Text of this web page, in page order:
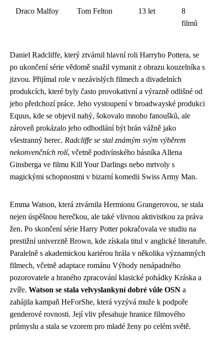
Draco Malfoy Tom Felton 13 let
8
filmů
Daniel Radcliffe, který ztvárnil hlavní roli Harryho Pottera, se
po ukončení série vědomě snažil vymanit z obrazu kouzelníka s
jizvou. Přijímal role v nezávislých filmech a divadelních
produkcích, které byly často provokativní a výrazně odlišné od
jeho předchozí práce. Jeho vystoupení v broadwayské produkci
Equus, kde se objevil nahý, šokovalo mnoho fanoušků, ale
zároveň prokázalo jeho odhodlání být brán vážně jako
všestranný herec. Radcliffe se stal známým svým výběrem
nekonvenčních rolí, včetně podivínského básníka Allena
Ginsberga ve filmu Kill Your Darlings nebo mrtvoly s
magickými schopnostmi v bizarní komedii Swiss Army Man.
Emma Watson, která ztvárnila Hermionu Grangerovou, se stala
nejen úspěšnou herečkou, ale také vlivnou aktivistkou za práva
žen. Po skončení série Harry Potter pokračovala ve studiu na
prestižní univerzitě Brown, kde získala titul v anglické literatuře.
Paralelně s akademickou kariérou hrála v několika významných
filmech, včetně adaptace románu Výhody nenápadného
pozorovatele a hraného zpracování klasické pohádky Kráska a
zvíře. Watson se stala velvyslankyní dobré vůle OSN a
zahájila kampaň HeForShe, která vyzývá muže k podpoře
genderové rovnosti. Její vliv přesahuje hranice filmového
průmyslu a stala se vzorem pro mladé ženy po celém světě.